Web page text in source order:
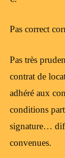
Pas correct
Pas très
contrat de
adhéré aux
conditions
signature…
convenues.